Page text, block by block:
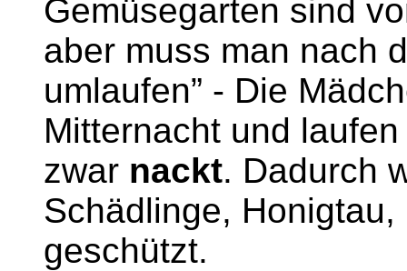
Gemüsegarten sind
aber muss man nach
umlaufen” - Die
Mitternacht und
zwar nackt. Dadurch
Schädlinge,
geschützt.